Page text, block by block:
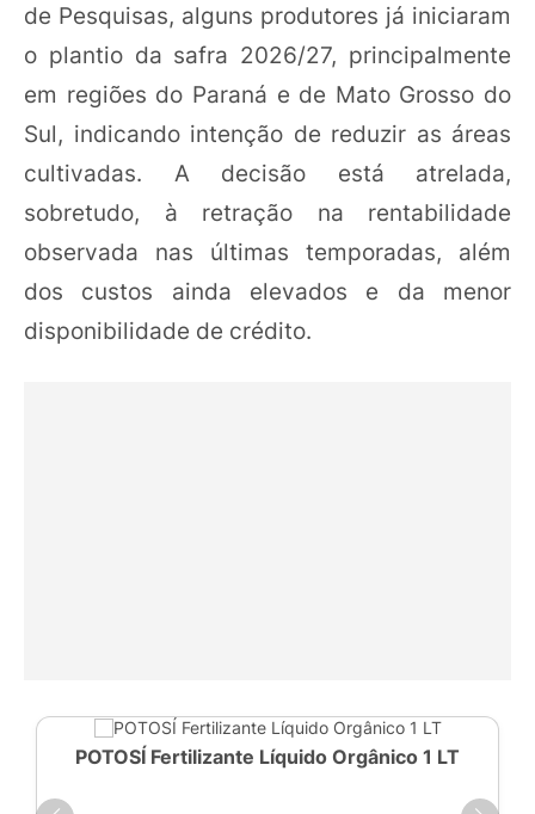
de Pesquisas, alguns produtores já iniciaram
o plantio da safra 2026/27, principalmente
em regiões do Paraná e de Mato Grosso do
Sul, indicando intenção de reduzir as áreas
cultivadas. A decisão está atrelada,
sobretudo, à retração na rentabilidade
observada nas últimas temporadas, além
dos custos ainda elevados e da menor
disponibilidade de crédito.
POTOSÍ Fertilizante Líquido Orgânico 1 LT